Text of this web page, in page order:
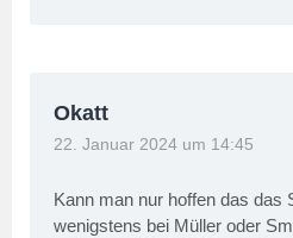
Okatt
22. Januar 2024 um 14:45
Kann man nur hoffen das das
wenigstens bei Müller oder